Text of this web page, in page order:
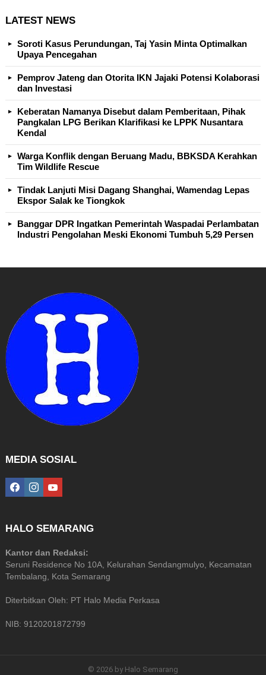
LATEST NEWS
Soroti Kasus Perundungan, Taj Yasin Minta Optimalkan
Upaya Pencegahan
Pemprov Jateng dan Otorita IKN Jajaki Potensi Kolaborasi
dan Investasi
Keberatan Namanya Disebut dalam Pemberitaan, Pihak
Pangkalan LPG Berikan Klarifikasi ke LPPK Nusantara
Kendal
Warga Konflik dengan Beruang Madu, BBKSDA Kerahkan
Tim Wildlife Rescue
Tindak Lanjuti Misi Dagang Shanghai, Wamendag Lepas
Ekspor Salak ke Tiongkok
Banggar DPR Ingatkan Pemerintah Waspadai Perlambatan
Industri Pengolahan Meski Ekonomi Tumbuh 5,29 Persen
MEDIA SOSIAL
facebookinstagramyoutube
HALO SEMARANG
Kantor dan Redaksi:
Seruni Residence No 10A, Kelurahan Sendangmulyo, Kecamatan
Tembalang, Kota Semarang
Diterbitkan Oleh: PT Halo Media Perkasa
NIB: 9120201872799
© 2026 by Halo Semarang